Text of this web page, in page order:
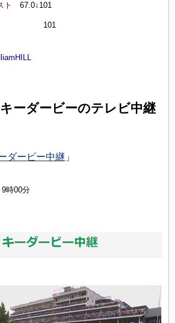
ト 67.0↓101
ーダービーのテレビ中継
ダービー中継 」
時00分